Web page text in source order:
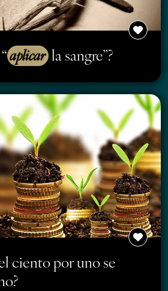
aplicar la sangre”?
ciento por uno se